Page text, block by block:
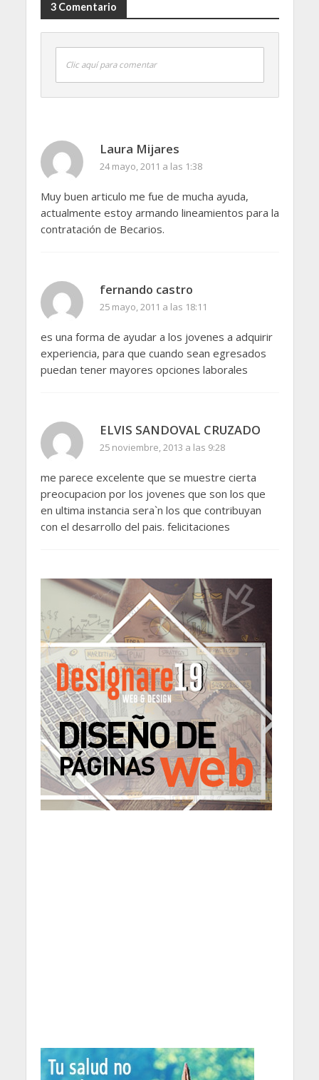
3 Comentario
Clic aquí para comentar
Laura Mijares
24 mayo, 2011 a las 1:38
Muy buen articulo me fue de mucha ayuda,
actualmente estoy armando lineamientos para la
contratación de Becarios.
fernando castro
25 mayo, 2011 a las 18:11
es una forma de ayudar a los jovenes a adquirir
experiencia, para que cuando sean egresados
puedan tener mayores opciones laborales
ELVIS SANDOVAL CRUZADO
25 noviembre, 2013 a las 9:28
me parece excelente que se muestre cierta
preocupacion por los jovenes que son los que
en ultima instancia sera`n los que contribuyan
con el desarrollo del pais. felicitaciones